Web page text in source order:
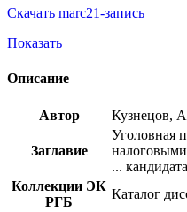
Скачать marc21-запись
Показать
Описание
Автор Кузнецов,
Заглавие
Уголовная
...
Коллекции ЭК
РГБ
Каталог